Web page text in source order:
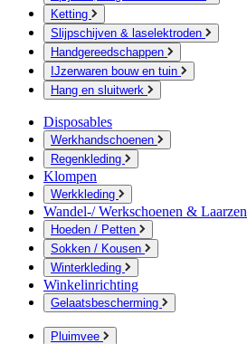
Ketting
Slijpschijven & laselektroden
Handgereedschappen
IJzerwaren bouw en tuin
Hang en sluitwerk
Disposables
Werkhandschoenen
Regenkleding
Klompen
Werkkleding
Wandel-/ Werkschoenen & Laarzen
Hoeden / Petten
Sokken / Kousen
Winterkleding
Winkelinrichting
Gelaatsbescherming
Pluimvee